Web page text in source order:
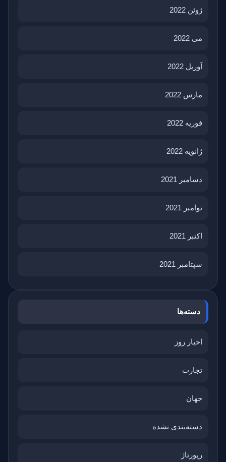
ژوئن 2022
می 2022
آوریل 2022
مارس 2022
فوریه 2022
ژانویه 2022
دسامبر 2021
نوامبر 2021
اکتبر 2021
سپتامبر 2021
دسته‌ها
اخبار روز
تجارت
جهان
دسته‌بندی نشده
رپورتاژ